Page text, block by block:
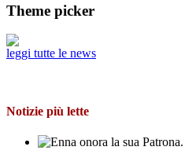
Theme picker
leggi tutte le news
Notizie più lette